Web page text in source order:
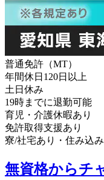
普通免許（MT）
年間休日120日以上
土日休み
19時までに退勤可能
育児・介護休暇あり
免許取得支援あり
寮/社宅あり・住み込み
無資格からチ